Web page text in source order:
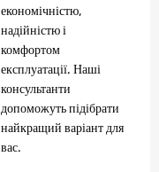
економічністю,
надійністю і
комфортом
експлуатації. Наші
консультанти
допоможуть підібрати
найкращий варіант для
вас.